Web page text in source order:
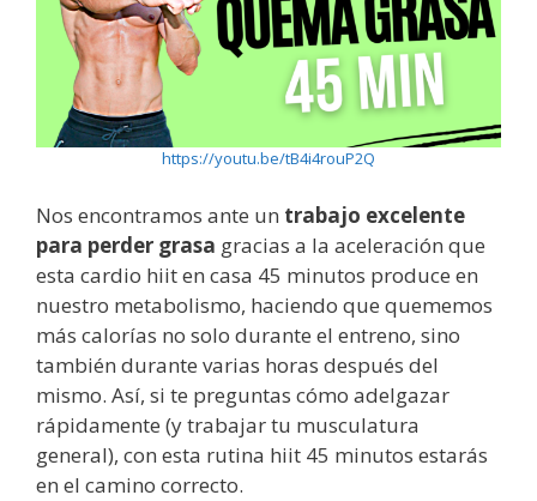
https://youtu.be/tB4i4rouP2Q
Nos encontramos ante un trabajo excelente
para perder grasa gracias a la aceleración que
esta cardio hiit en casa 45 minutos produce en
nuestro metabolismo, haciendo que quememos
más calorías no solo durante el entreno, sino
también durante varias horas después del
mismo. Así, si te preguntas cómo adelgazar
rápidamente (y trabajar tu musculatura
general), con esta rutina hiit 45 minutos estarás
en el camino correcto.